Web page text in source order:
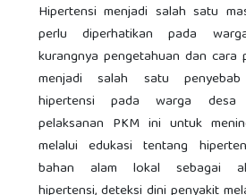
Hipertensi menjadi salah satu
perlu diperhatikan pada
kurangnya pengetahuan dan cara
menjadi salah satu
hipertensi pada warga desa
pelaksanan PKM ini untuk
melalui edukasi tentang
bahan alam lokal sebagai